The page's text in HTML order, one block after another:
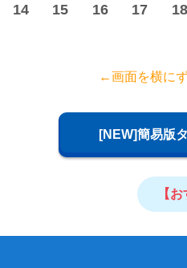
14 15 16 17 18
←画面を横に
[NEW]簡易版
【